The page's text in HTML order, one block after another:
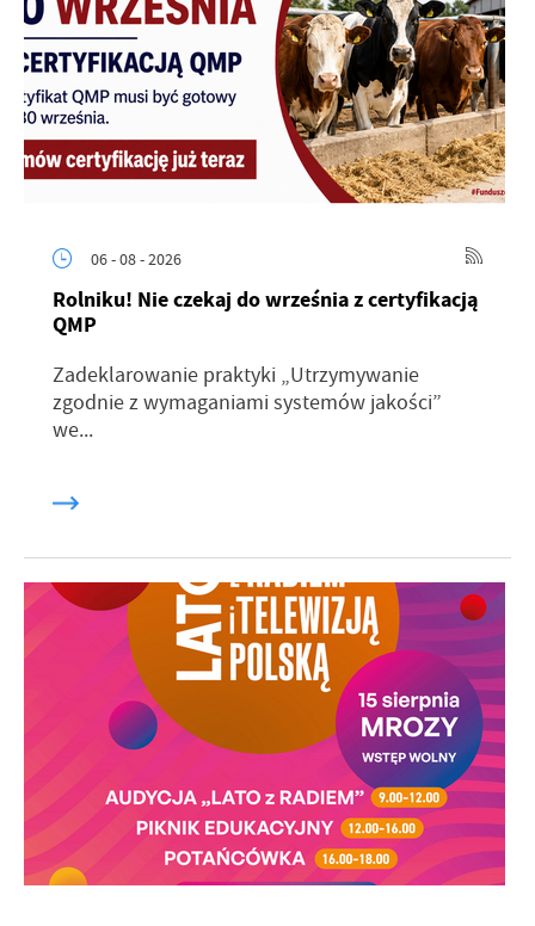
06 - 08 - 2026
Rolniku! Nie czekaj do września z certyfikacją
QMP
Zadeklarowanie praktyki „Utrzymywanie
zgodnie z wymaganiami systemów jakości”
we...